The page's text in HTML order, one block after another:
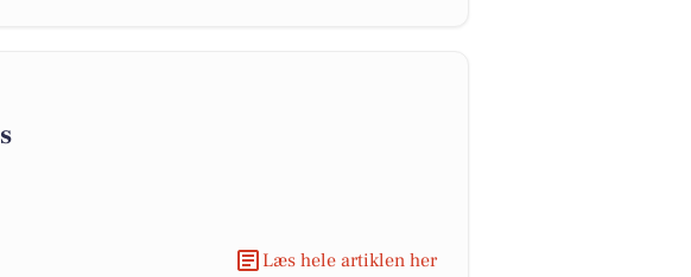
Læs hele artiklen her